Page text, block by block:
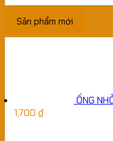
Sản phẩm mới
ỐNG
1,700 ₫